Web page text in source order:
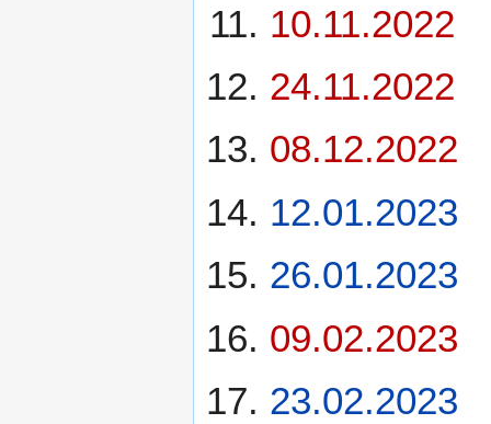
10.11.2022
24.11.2022
08.12.2022
12.01.2023
26.01.2023
09.02.2023
23.02.2023